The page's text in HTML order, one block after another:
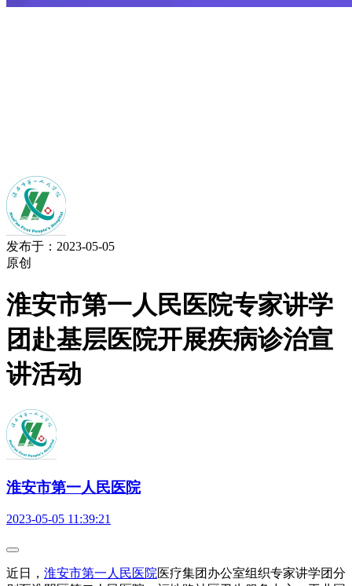
发布于：2023-05-05
原创
淮安市第一人民医院专家讲学
团赴基层医院开展疾病诊治宣
讲活动
淮安市第一人民医院
2023-05-05 11:39:21
近日， 淮安市第一人民医院医疗集团办公室组织专家讲学团分